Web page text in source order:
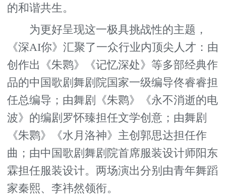
的和谐共生。
为更好呈现这一极具挑战性的主题，
《深AI你》汇聚了一众行业内顶尖人才：由
创作出《朱鹮》《记忆深处》等多部经典作
品的中国歌剧舞剧院国家一级编导佟睿睿担
任总编导；由舞剧《朱鹮》《永不消逝的电
波》的编剧罗怀臻担任文学创意；由舞剧
《朱鹮》《水月洛神》主创郭思达担任作
曲；由中国歌剧舞剧院首席服装设计师阳东
霖担任服装设计。两场演出分别由青年舞蹈
家秦熙、李祎然领衔。